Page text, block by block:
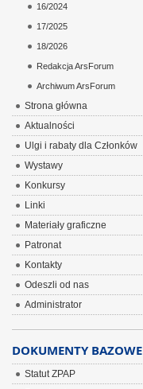
16/2024
17/2025
18/2026
Redakcja ArsForum
Archiwum ArsForum
Strona główna
Aktualności
Ulgi i rabaty dla Członków
Wystawy
Konkursy
Linki
Materiały graficzne
Patronat
Kontakty
Odeszli od nas
Administrator
DOKUMENTY BAZOWE
Statut ZPAP